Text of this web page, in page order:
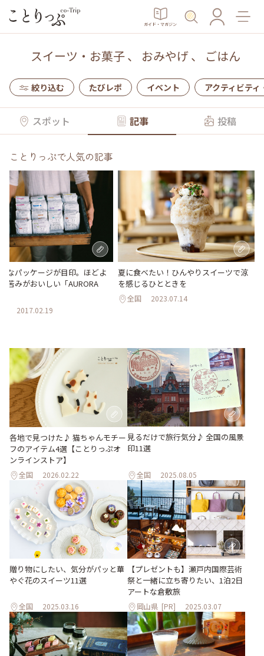
ガイド・マガジン
スイーツ・お菓子、 おみやげ 、 ごはん
絞り込む たびレポ イベント アクティビティ
スポット 記事 投稿
ことりっぷで人気の記事
なパッケージが目印。ほどよ
苦みがおいしい「AURORA
2017.02.19
夏に食べたい！ひんやりスイーツで涼
を感じるひとときを
全国 2023.07.14
各地で見つけた♪ 猫ちゃんモチー
フのアイテム4選【ことりっぷオ
ンラインストア】
全国 2026.02.22
見るだけで旅行気分♪ 全国の風景
印11選
全国 2025.08.05
贈り物にしたい、気分がパッと華
やぐ花のスイーツ11選
全国 2025.03.16
【プレゼントも】瀬戸内国際芸術
祭と一緒に立ち寄りたい、1泊2日
アートな倉敷旅
岡山県 [PR] 2025.03.07